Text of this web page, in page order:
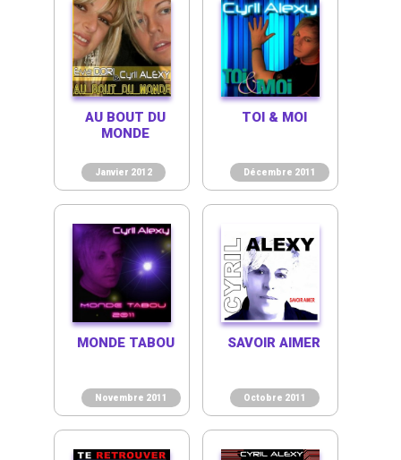
Janvier 2012
AU BOUT DU
MONDE
Décembre 2011
TOI & MOI
Novembre 2011
MONDE TABOU
Octobre 2011
SAVOIR AIMER